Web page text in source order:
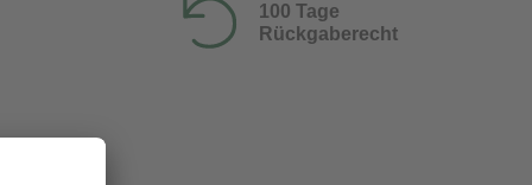
100 Tage
Rückgaberecht